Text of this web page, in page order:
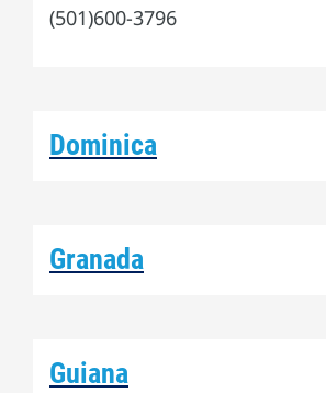
(501)600-3796
Dominica
Granada
Guiana